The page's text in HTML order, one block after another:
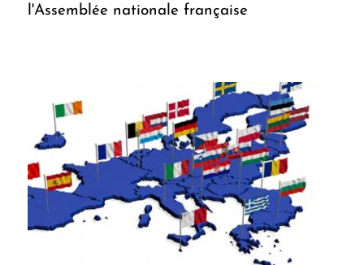
l'Assemblée nationale française